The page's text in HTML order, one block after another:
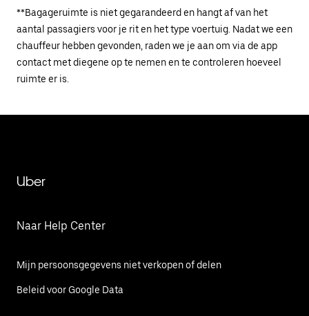
**Bagageruimte is niet gegarandeerd en hangt af van het
aantal passagiers voor je rit en het type voertuig. Nadat we een
chauffeur hebben gevonden, raden we je aan om via de app
contact met diegene op te nemen en te controleren hoeveel
ruimte er is.
Uber
Naar Help Center
Mijn persoonsgegevens niet verkopen of delen
Beleid voor Google Data